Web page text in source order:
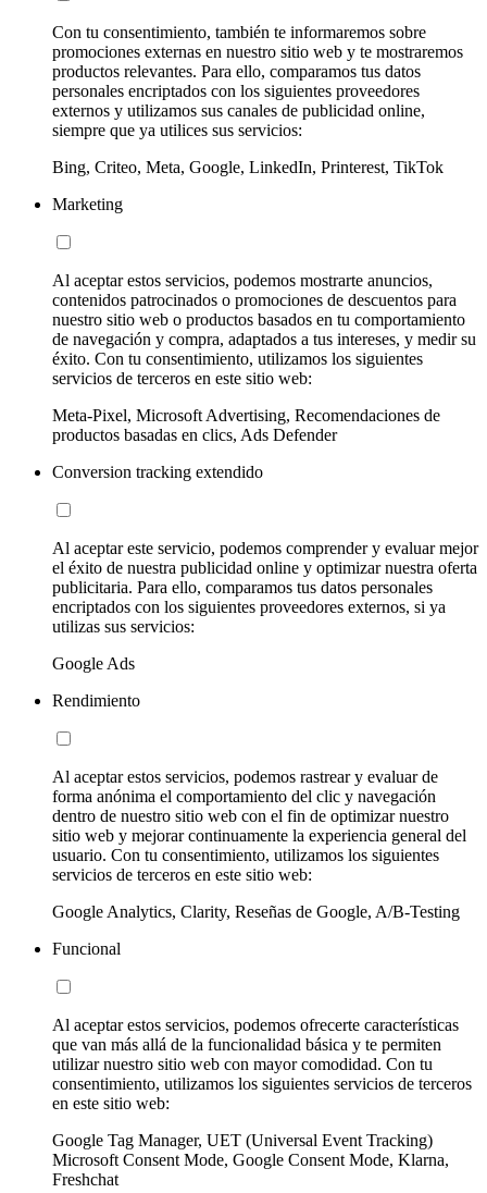
Con tu consentimiento, también te informaremos sobre
promociones externas en nuestro sitio web y te mostraremos
productos relevantes. Para ello, comparamos tus datos
personales encriptados con los siguientes proveedores
externos y utilizamos sus canales de publicidad online,
siempre que ya utilices sus servicios:
Bing, Criteo, Meta, Google, LinkedIn, Printerest, TikTok
Marketing
Al aceptar estos servicios, podemos mostrarte anuncios,
contenidos patrocinados o promociones de descuentos para
nuestro sitio web o productos basados en tu comportamiento
de navegación y compra, adaptados a tus intereses, y medir su
éxito. Con tu consentimiento, utilizamos los siguientes
servicios de terceros en este sitio web:
Meta-Pixel, Microsoft Advertising, Recomendaciones de
productos basadas en clics, Ads Defender
Conversion tracking extendido
Al aceptar este servicio, podemos comprender y evaluar mejor
el éxito de nuestra publicidad online y optimizar nuestra oferta
publicitaria. Para ello, comparamos tus datos personales
encriptados con los siguientes proveedores externos, si ya
utilizas sus servicios:
Google Ads
Rendimiento
Al aceptar estos servicios, podemos rastrear y evaluar de
forma anónima el comportamiento del clic y navegación
dentro de nuestro sitio web con el fin de optimizar nuestro
sitio web y mejorar continuamente la experiencia general del
usuario. Con tu consentimiento, utilizamos los siguientes
servicios de terceros en este sitio web:
Google Analytics, Clarity, Reseñas de Google, A/B-Testing
Funcional
Al aceptar estos servicios, podemos ofrecerte características
que van más allá de la funcionalidad básica y te permiten
utilizar nuestro sitio web con mayor comodidad. Con tu
consentimiento, utilizamos los siguientes servicios de terceros
en este sitio web:
Google Tag Manager, UET (Universal Event Tracking)
Microsoft Consent Mode, Google Consent Mode, Klarna,
Freshchat